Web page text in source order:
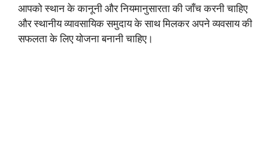
आपको स्थान के कानूनी और नियमानुसारता की जाँच करनी चाहिए
और स्थानीय व्यावसायिक समुदाय के साथ मिलकर अपने व्यवसाय की
सफलता के लिए योजना बनानी चाहिए।